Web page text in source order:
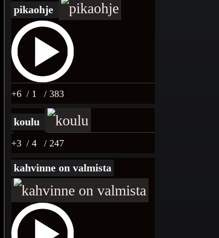
pikaohje
+6 / 1 / 383
koulu
+3 / 4 / 247
kahvinne on valmista